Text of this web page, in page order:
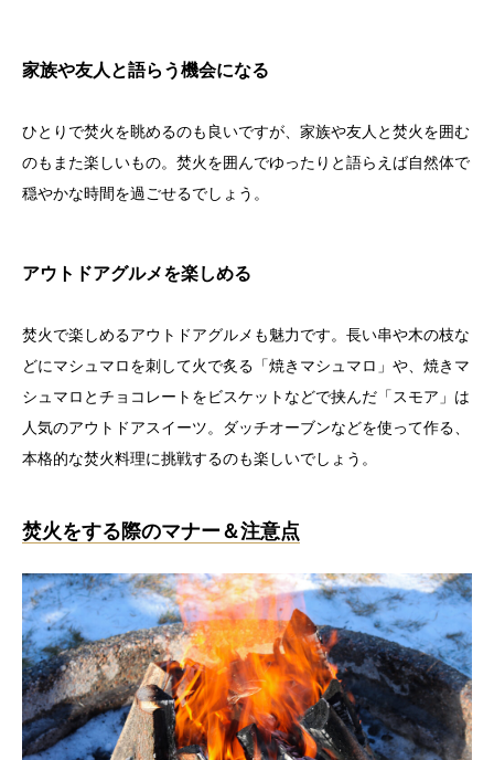
家族や友人と語らう機会になる
ひとりで焚火を眺めるのも良いですが、家族や友人と焚火を囲む
のもまた楽しいもの。焚火を囲んでゆったりと語らえば自然体で
穏やかな時間を過ごせるでしょう。
アウトドアグルメを楽しめる
焚火で楽しめるアウトドアグルメも魅力です。長い串や木の枝な
どにマシュマロを刺して火で炙る「焼きマシュマロ」や、焼きマ
シュマロとチョコレートをビスケットなどで挟んだ「スモア」は
人気のアウトドアスイーツ。ダッチオーブンなどを使って作る、
本格的な焚火料理に挑戦するのも楽しいでしょう。
焚火をする際のマナー＆注意点